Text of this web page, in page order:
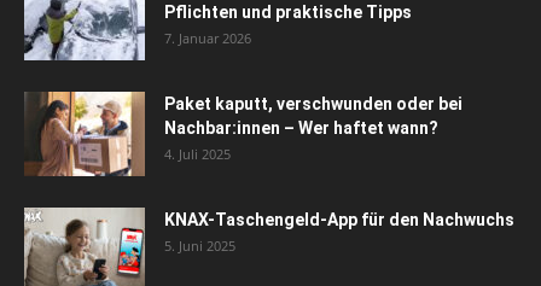
Pflichten und praktische Tipps
7. Januar 2026
Paket kaputt, verschwunden oder bei
Nachbar:innen – Wer haftet wann?
4. Juli 2025
KNAX-Taschengeld-App für den Nachwuchs
5. Juni 2025